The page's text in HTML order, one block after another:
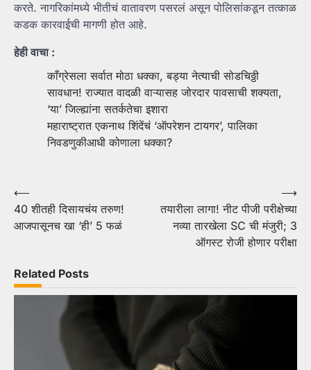
करते. नागरिकांमध्ये भीतीचं वातावरण पसरलं असून पोलिसांकडून तत्काळ
कडक कारवाईची मागणी होत आहे.
हेही वाचा :
काँग्रेसला सर्वात मोठा धक्का, बड्या नेत्याची सोडचिठ्ठी
सावधान! राज्यात वादळी वाऱ्यासह जोरदार पावसाची शक्यता,
‘या’ जिल्ह्यांना सतर्कतेचा इशारा
महाराष्ट्रात एकनाथ शिंदेंचं ‘ऑपरेशन टायगर’, पालिका
निवडणुकीआधी कोणाला धक्का?
Post
navigation
⟵
40 शीतही दिसायचंय तरुण!
आजपासूनच खा ‘ही’ 5 फळं
तयारीला लागा! नीट पीजी परीक्षेच्या
नव्या तारखेला SC ची मंजुरी; 3
ऑगस्ट रोजी होणार परीक्षा
⟶
Related Posts